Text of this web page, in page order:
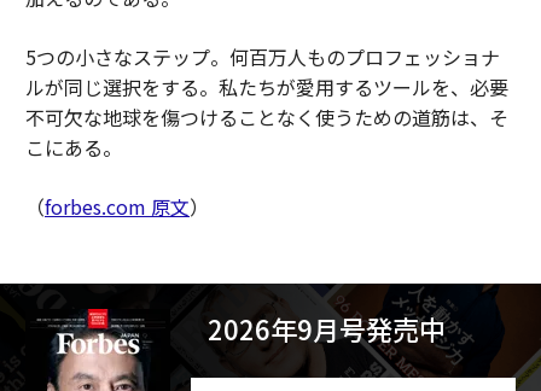
5つの小さなステップ。何百万人ものプロフェッショナ
ルが同じ選択をする。私たちが愛用するツールを、必要
不可欠な地球を傷つけることなく使うための道筋は、そ
こにある。
（forbes.com 原文）
2026年9月号発売中